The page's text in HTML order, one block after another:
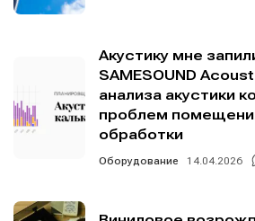
Акустику мне
SAMESOUND
анализа акустики
проблем
обработки
Оборудование 14.04.2026